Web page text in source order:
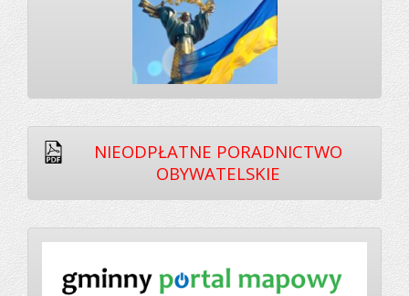
NIEODPŁATNE PORADNICTWO
OBYWATELSKIE